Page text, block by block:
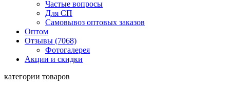
Частые вопросы
Для СП
Самовывоз оптовых заказов
Оптом
Отзывы (7068)
Фотогалерея
Акции и скидки
категории товаров